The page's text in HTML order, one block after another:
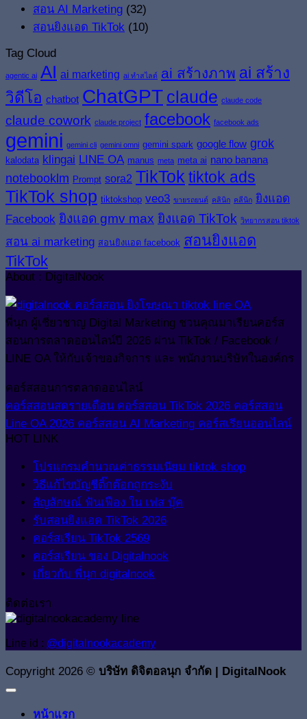
สอน AI Marketing (32)
สอนยิงแอด TikTok (10)
Tag Cloud
agentic ai AI ai marketing ai ทำสไลด์ ai สร้างภาพ ai สร้าง
วิดีโอ chatbot ChatGPT claude claude code
claude cowork claude project facebook facebook ads
gemini gemini cli gemini omni gemini spark google flow grok
kalodata klingai LINE OA manus meta meta ai nano banana
notebooklm Prompt sora2 TikTok tiktok ads
TikTok shop tiktokshop veo3 ขายรถยนต์ คลินิก คลีนิก ยิงแอด
Facebook ยิงแอด gmv max ยิงแอด TikTok วิทยากรสอน tiktok
สอน ai marketing สอนยิงแอด facebook สอนยิงแอด
TikTok
About : DigitalNook
พี่นุก ผู้เชี่ยวชาญ Digital Marketing ชวนคุณมาเรียนคอร์ส
สอนการตลาดออนไลน์ปี 2026 ผ่าน TikTok / Facebook /
LINE OA ให้กับเจ้าของกิจการ และ พนักงานบริษัทในองค์กร
คอร์สสอนการตลาดออนไลน์
คอร์สสอนสดรายเดือน คอร์สสอน TikTok 2026 คอร์สสอน
Line OA 2026 คอร์สสอน AI Marketing คอร์สเรียนออนไลน์
HOT LINK
โปรแกรมคำนวณค่าธรรมเนียม tiktok shop
วิธีแก้ไขบัญชีติ๊กต๊อกถูกระงับ
สัญลักษณ์ ฟันเฟือง ใน เฟส บุ๊ค
รับสอนยิงแอด TikTok 2026
คอร์สเรียน TikTok 2569
คอร์สเรียน ของ Digitalnook
เกี่ยวกับ พี่นุก digitalnook
ติดต่อเรา
Line id : @digitalnookacademy
Copyright 2026 © บริษัท ดิจิตอลนุก จำกัด | DigitalNook
หน้าแรก